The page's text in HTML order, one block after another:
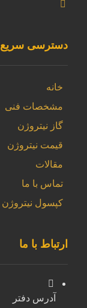
دسترسی سریع
خانه
مشخصات فنی
گاز نیتروژن
قیمت نیتروژن
مقالات
تماس با ما
کپسول نیتروژن
ارتباط با ما
آدرس دفتر